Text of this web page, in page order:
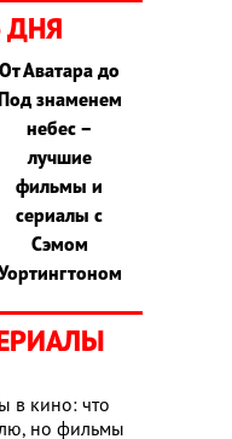
ДНЯ
От Аватара до
знаменем
небес –
лучшие
фильмы и
сериалы с
Сэмом
в кино: что
но фильмы